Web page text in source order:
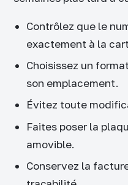
Contrôlez que le
exactement à la
Choisissez un
son emplacement.
Évitez toute
Faites poser la
amovible.
Conservez la